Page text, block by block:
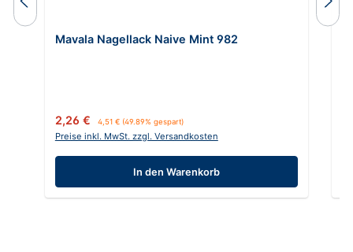
Mavala Nagellack Naive Mint 982
Verkaufspreis:
2,26 € Regulärer Preis:
4,51 € (49.89% gespart)
Preise inkl. MwSt. zzgl. Versandkosten
In den Warenkorb